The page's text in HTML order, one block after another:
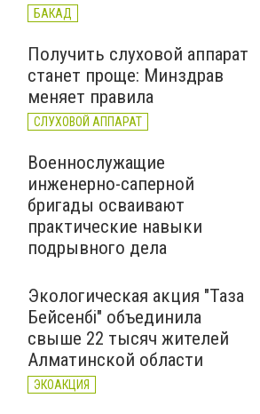
БАКАД
Получить слуховой аппарат
станет проще: Минздрав
меняет правила
СЛУХОВОЙ АППАРАТ
Военнослужащие
инженерно-саперной
бригады осваивают
практические навыки
подрывного дела
Экологическая акция "Таза
Бейсенбі" объединила
свыше 22 тысяч жителей
Алматинской области
ЭКОАКЦИЯ